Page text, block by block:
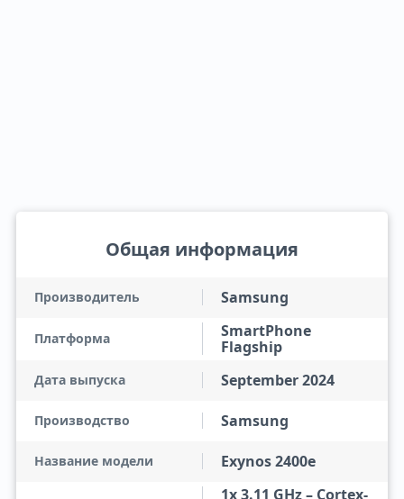
Общая информация
Производитель Samsung
Платформа
SmartPhone
Flagship
Дата выпуска September 2024
Производство Samsung
Название модели
Exynos 2400e
1x 3.11 GHz – Cortex-